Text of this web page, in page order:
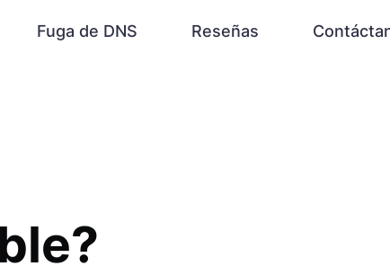
Fuga de DNS Reseñas